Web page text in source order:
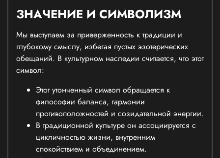
ЗНАЧЕНИЕ И СИМВОЛИЗМ
Мы выступаем за приверженность к традиции и
глубокому смыслу, избегая пустых эзотерических
обещаний. В культурном наследии считается, что этот
символ:
Этот утонченный символ обращается к
философии баланса, гармонии
противоположностей и созидательной энергии.
В традиционной культуре он ассоциируется с
цикличностью жизни, внутренним
спокойствием и объединением.